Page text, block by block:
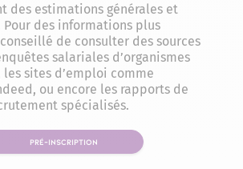
des estimations générales et
des informations plus
de consulter des sources
salariales d’organismes
sites d’emploi comme
ou encore les rapports de
spécialisés.
PRÉ-INSCRIPTION